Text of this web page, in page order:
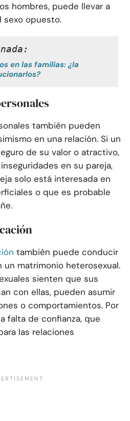
hombres, puede llevar a
sexo opuesto.
en las familias: ¿la
también pueden
en una relación. Si un
de su valor o atractivo,
en su pareja,
solo está interesada en
o que es probable
también puede conducir
matrimonio heterosexual.
sienten que sus
con ellas, pueden asumir
o comportamientos. Por
falta de confianza, que
las relaciones